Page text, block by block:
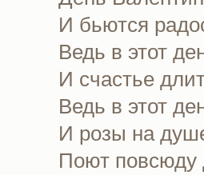
И бьются
Ведь в этот
И счастье
Ведь в этот
И розы на
Поют повсюду